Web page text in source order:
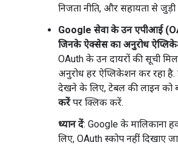
निजता नीति, और सहायता से जुड़ी
Google सेवा के उन एपीआई
जिनके ऐक्सेस का अनुरोध
OAuth के उन दायरों की सूची
अनुरोध हर ऐप्लिकेशन कर रहा है.
देखने के लिए, टेबल की लाइन को
करेंपर क्लिक करें.
ध्यान दें: Google के मालिकाना
लिए, OAuth स्कोप नहीं दिखाए